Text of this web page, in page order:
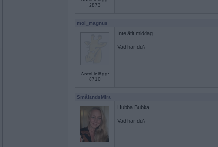
2873
moi_magnus
Antal inlägg:
8710
Inte ätit middag.
Vad har du?
SmålandsMira
Hubba Bubba
Vad har du?